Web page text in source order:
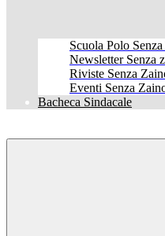
Scuola Polo
Newsletter Senza
Riviste Senza
Eventi Senza
Bacheca Sindacale